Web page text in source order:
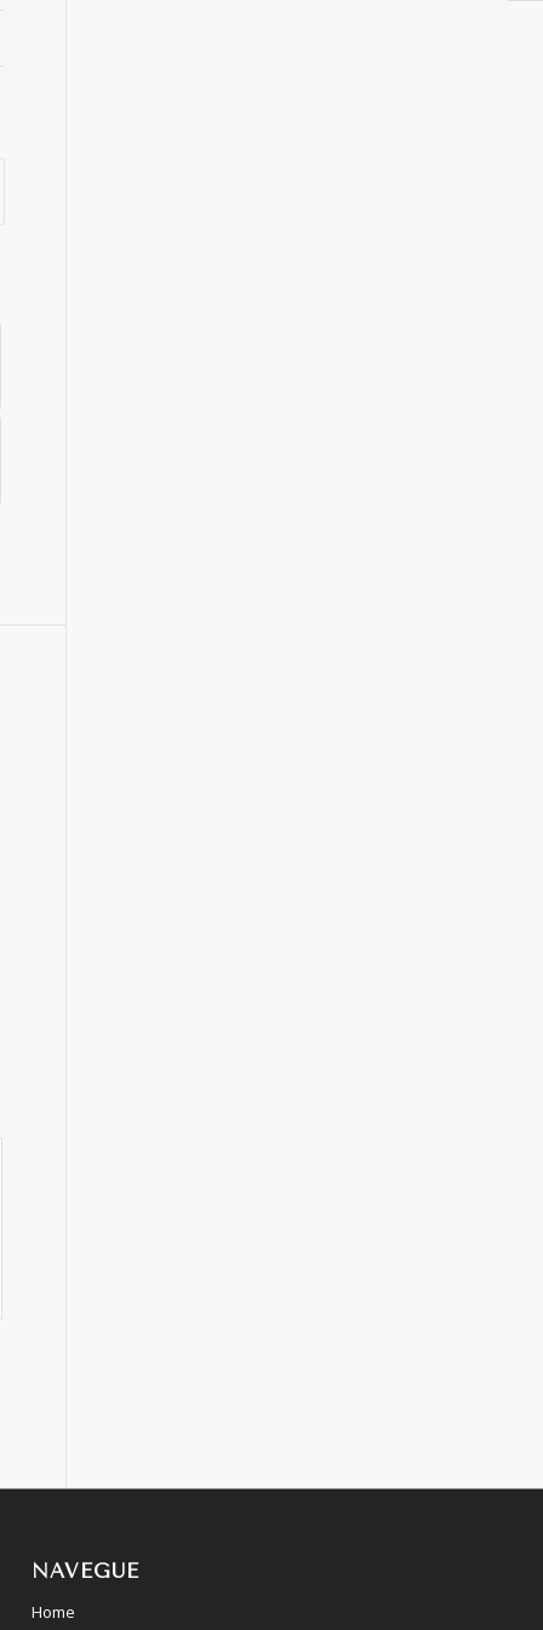
NAVEGUE
Home